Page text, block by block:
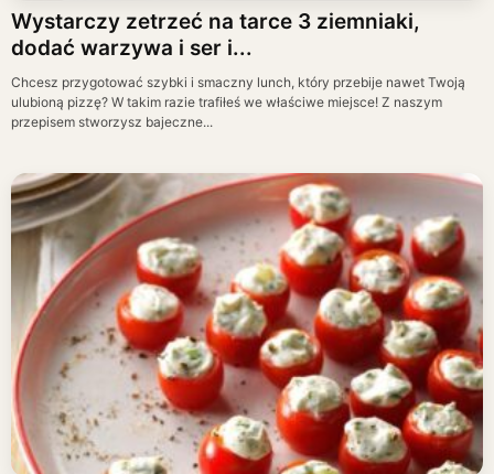
Wystarczy zetrzeć na tarce 3 ziemniaki,
dodać warzywa i ser i...
Chcesz przygotować szybki i smaczny lunch, który przebije nawet Twoją
ulubioną pizzę? W takim razie trafiłeś we właściwe miejsce! Z naszym
przepisem stworzysz bajeczne...